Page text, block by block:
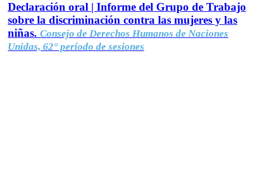
Declaración oral | Informe del Grupo de Trabajo
sobre la discriminación contra las mujeres y las
niñas. Consejo de Derechos Humanos de Naciones
Unidas, 62° período de sesiones